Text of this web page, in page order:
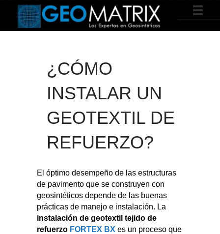
¿CÓMO
INSTALAR UN
GEOTEXTIL DE
REFUERZO?
El óptimo desempeño de las estructuras
de pavimento que se construyen con
geosintéticos depende de las buenas
prácticas de manejo e instalación. La
instalación de geotextil tejido de
refuerzo FORTEX BX es un proceso que